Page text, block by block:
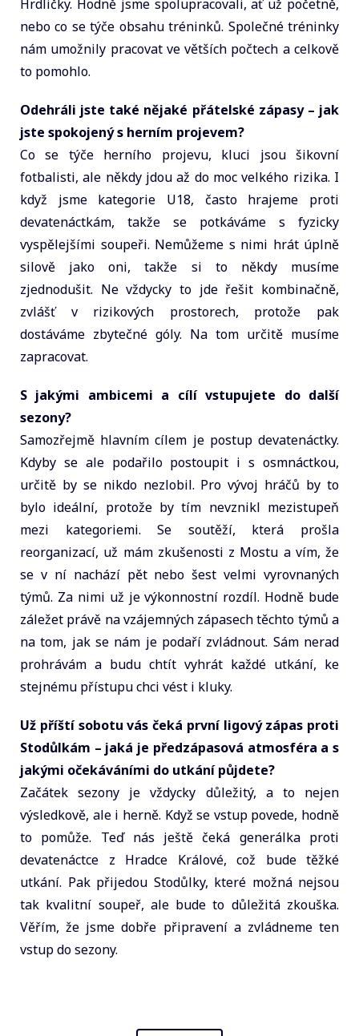
Hrdličky. Hodně jsme spolupracovali, ať už početně,
nebo co se týče obsahu tréninků. Společné tréninky
nám umožnily pracovat ve větších počtech a celkově
to pomohlo.
Odehráli jste také nějaké přátelské zápasy – jak
jste spokojený s herním projevem?
Co se týče herního projevu, kluci jsou šikovní
fotbalisti, ale někdy jdou až do moc velkého rizika. I
když jsme kategorie U18, často hrajeme proti
devatenáctkám, takže se potkáváme s fyzicky
vyspělejšími soupeři. Nemůžeme s nimi hrát úplně
silově jako oni, takže si to někdy musíme
zjednodušit. Ne vždycky to jde řešit kombinačně,
zvlášť v rizikových prostorech, protože pak
dostáváme zbytečné góly. Na tom určitě musíme
zapracovat.
S jakými ambicemi a cílí vstupujete do další
sezony?
Samozřejmě hlavním cílem je postup devatenáctky.
Kdyby se ale podařilo postoupit i s osmnáctkou,
určitě by se nikdo nezlobil. Pro vývoj hráčů by to
bylo ideální, protože by tím nevznikl mezistupeň
mezi kategoriemi. Se soutěží, která prošla
reorganizací, už mám zkušenosti z Mostu a vím, že
se v ní nachází pět nebo šest velmi vyrovnaných
týmů. Za nimi už je výkonnostní rozdíl. Hodně bude
záležet právě na vzájemných zápasech těchto týmů a
na tom, jak se nám je podaří zvládnout. Sám nerad
prohrávám a budu chtít vyhrát každé utkání, ke
stejnému přístupu chci vést i kluky.
Už příští sobotu vás čeká první ligový zápas proti
Stodůlkám – jaká je předzápasová atmosféra a s
jakými očekáváními do utkání půjdete?
Začátek sezony je vždycky důležitý, a to nejen
výsledkově, ale i herně. Když se vstup povede, hodně
to pomůže. Teď nás ještě čeká generálka proti
devatenáctce z Hradce Králové, což bude těžké
utkání. Pak přijedou Stodůlky, které možná nejsou
tak kvalitní soupeř, ale bude to důležitá zkouška.
Věřím, že jsme dobře připravení a zvládneme ten
vstup do sezony.